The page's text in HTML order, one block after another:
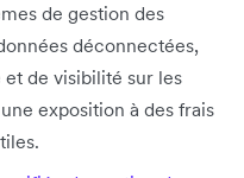
de gestion des
déconnectées,
de visibilité sur les
exposition à des frais